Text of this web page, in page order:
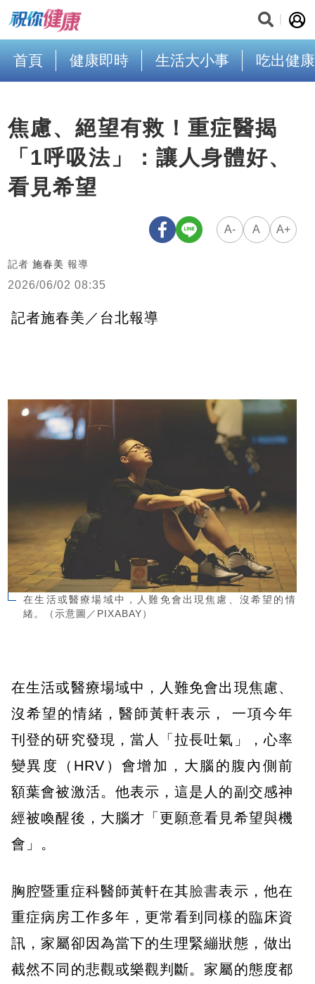
首頁 健康即時 生活大小事 吃出健康
焦慮、絕望有救！重症醫揭
「1呼吸法」：讓人身體好、
看見希望
A- A A+
記者 施春美 報導
2026/06/02 08:35
記者施春美／台北報導
在生活或醫療場域中，人難免會出現焦慮、沒希望的情
緒。（示意圖／PIXABAY）
在生活或醫療場域中，人難免會出現焦慮、
沒希望的情緒，醫師黃軒表示， 一項今年
刊登的研究發現，當人「拉長吐氣」，心率
變異度（HRV）會增加，大腦的腹內側前
額葉會被激活。他表示，這是人的副交感神
經被喚醒後，大腦才「更願意看見希望與機
會」。
胸腔暨重症科醫師黃軒在其臉書表示，他在
重症病房工作多年，更常看到同樣的臨床資
訊，家屬卻因為當下的生理緊繃狀態，做出
截然不同的悲觀或樂觀判斷。家屬的態度都